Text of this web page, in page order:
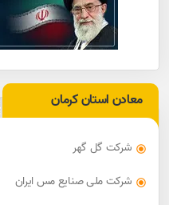
معادن استان کرمان
شرکت گل گهر
شرکت ملی صنایع مس ایران